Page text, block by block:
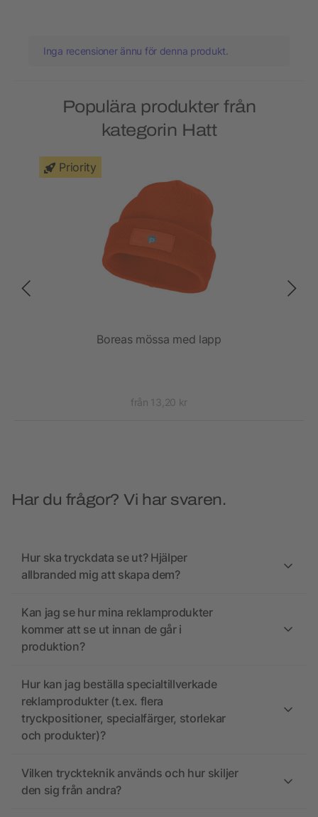
Inga recensioner ännu för denna produkt.
Populära produkter från
kategorin Hatt
Priority
Boreas mössa med lapp
från 13,20 kr
Har du frågor? Vi har svaren.
Hur ska tryckdata se ut? Hjälper
allbranded mig att skapa dem?
Kan jag se hur mina reklamprodukter
kommer att se ut innan de går i
produktion?
Hur kan jag beställa specialtillverkade
reklamprodukter (t.ex. flera
tryckpositioner, specialfärger, storlekar
och produkter)?
Vilken tryckteknik används och hur skiljer
den sig från andra?